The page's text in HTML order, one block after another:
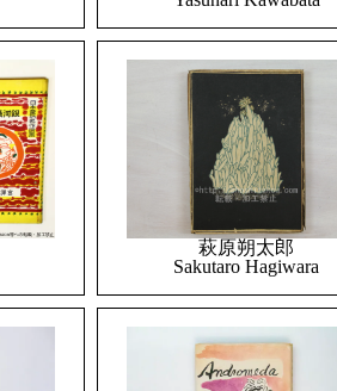
萩原朔太郎
Sakutaro Hagiwara